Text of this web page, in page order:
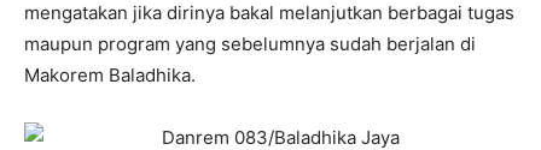
mengatakan jika dirinya bakal melanjutkan berbagai tugas
maupun program yang sebelumnya sudah berjalan di
Makorem Baladhika.